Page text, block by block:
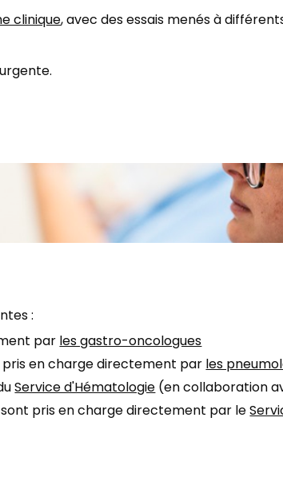
clinique, avec des essais menés à
:
parles gastro-oncologues
pris en charge directement parles
Service d'Hématologie(en collaboration
pris en charge directement par le